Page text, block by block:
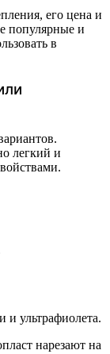
его цена и
популярные и
в
легкий и
и ультрафиолета.
нарезают на